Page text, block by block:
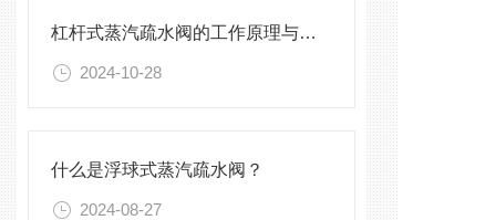
杠杆式蒸汽疏水阀的工作原理与安装要点
2024-10-28
什么是浮球式蒸汽疏水阀？
2024-08-27